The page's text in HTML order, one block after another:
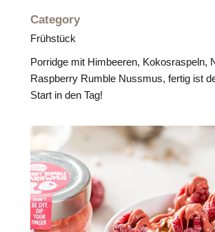
Category
Frühstück
Porridge mit Himbeeren, Kokosraspeln,
Raspberry Rumble Nussmus, fertig ist
Start in den Tag!